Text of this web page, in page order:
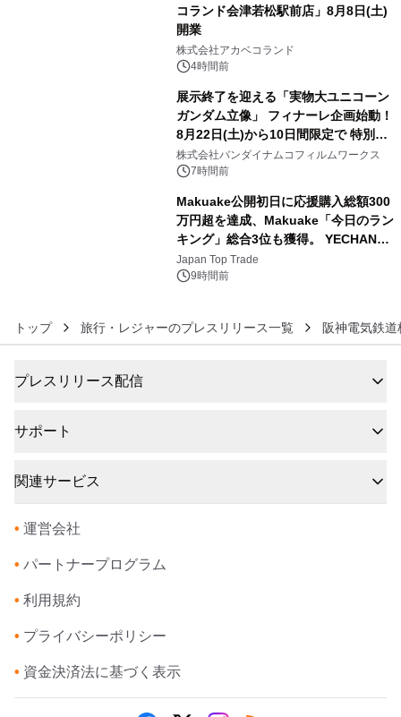
コランド会津若松駅前店」8月8日(土)
開業
株式会社アカベコランド
4時間前
展示終了を迎える「実物大ユニコーン
ガンダム立像」 フィナーレ企画始動！
8月22日(土)から10日間限定で 特別映
像『UNICORN GUNDAM Statue ―
BEYOND POSSIBILITY ―』を上映！
株式会社バンダイナムコフィルムワークス
7時間前
Makuake公開初日に応援購入総額300
万円超を達成、Makuake「今日のラン
キング」総合3位も獲得。 YECHAN音
浴シンギングボウル第2弾の大型サイ
ズ（XL・2XL・3XL）を先行販売中
Japan Top Trade
9時間前
トップ 旅行・レジャーのプレスリリース一覧 阪神電気鉄
プレスリリース配信
サポート
関連サービス
• 運営会社
• パートナープログラム
• 利用規約
• プライバシーポリシー
• 資金決済法に基づく表示